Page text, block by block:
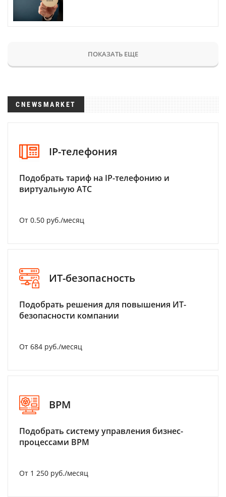
ПОКАЗАТЬ ЕЩЕ
CNEWSMARKET
IP-телефония
Подобрать тариф на IP-телефонию и
виртуальную АТС
От 0.50 руб./месяц
ИТ-безопасность
Подобрать решения для повышения ИТ-
безопасности компании
От 684 руб./месяц
BPM
Подобрать систему управления бизнес-
процессами BPM
От 1 250 руб./месяц